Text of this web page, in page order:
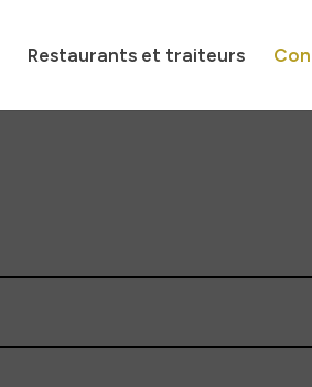
Restaurants et traiteurs